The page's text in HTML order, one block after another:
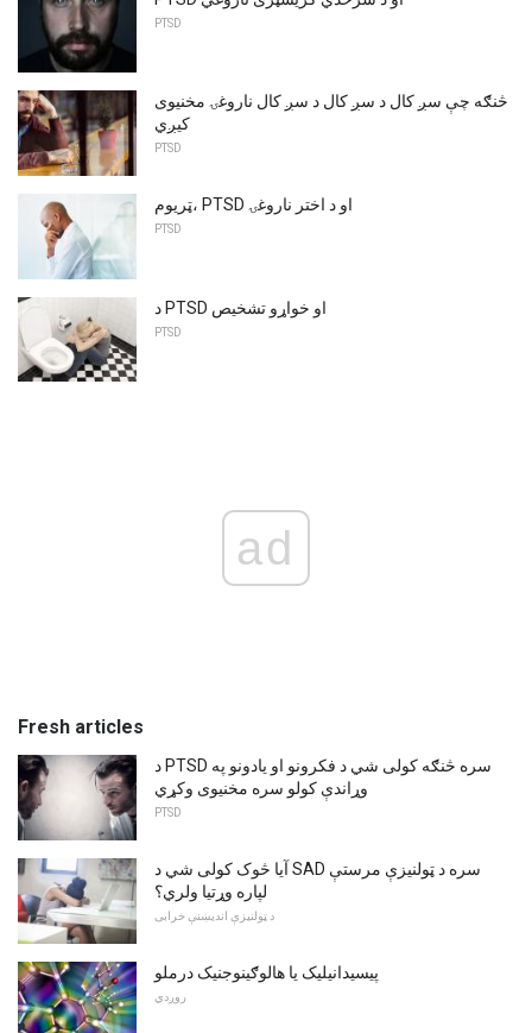
PTSD
څنګه چې سږ کال د سږ کال د سږ کال ناروغۍ مخنیوی
کیږي
PTSD
ټریوم، PTSD او د اختر ناروغۍ
PTSD
د PTSD او خواړو تشخیص
PTSD
ad
Fresh articles
د PTSD سره څنګه کولی شي د فکرونو او یادونو په
وړاندې کولو سره مخنیوی وکړي
PTSD
آیا څوک کولی شي د SAD سره د ټولنیزې مرستې
لپاره وړتیا ولري؟
د ټولنیزې اندیښنې خرابی
پیسیدانیلیک یا هالوګینوجنیک درملو
روږدي